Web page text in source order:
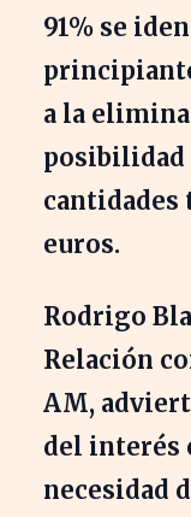
91% se
a la
posibilidad
cantidades
euros.
Rodrigo
Relación
AM,
del interés
necesidad